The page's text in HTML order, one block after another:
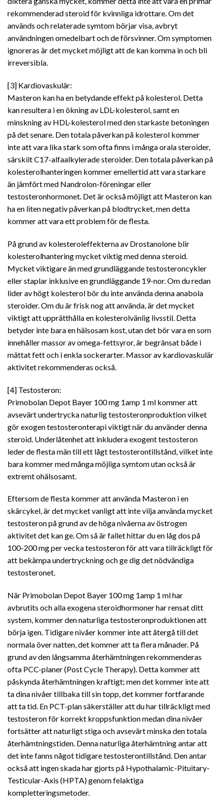
rekommenderad steroid för kvinnliga idrottare. Om det
används och relaterade symtom börjar visa, avbryt
användningen omedelbart och de försvinner. Om symptomen
ignoreras är det mycket möjligt att de kan komma in och bli
irreversibla.
[3] Kardiovaskulär:
Masteron kan ha en betydande effekt på kolesterol. Detta
kan resultera i en ökning av LDL-kolesterol, samt en
minskning av HDL-kolesterol med den starkaste betoningen
på det senare. Den totala påverkan på kolesterol kommer
inte att vara lika stark som ofta finns i många orala steroider,
särskilt C17-alfaalkylerade steroider. Den totala påverkan på
kolesterolhanteringen kommer emellertid att vara starkare
än jämfört med Nandrolon-föreningar eller
testosteronhormonet. Det är också möjligt att Masteron kan
ha en liten negativ påverkan på blodtrycket, men detta
kommer att vara ett problem för de flesta.
På grund av kolesteroleffekterna av Drostanolone blir
kolesterolhantering mycket viktig med denna steroid.
Mycket viktigare än med grundläggande testosteroncykler
eller staplar inklusive en grundläggande 19-nor. Om du redan
lider av högt kolesterol bör du inte använda denna anabola
steroider. Om du är frisk nog att använda, är det mycket
viktigt att upprätthålla en kolesterolvänlig livsstil. Detta
betyder inte bara en hälsosam kost, utan det bör vara en som
innehåller massor av omega-fettsyror, är begränsat både i
mättat fett och i enkla sockerarter. Massor av kardiovaskulär
aktivitet rekommenderas också.
[4] Testosteron:
Primobolan Depot Bayer 100 mg 1amp 1 ml kommer att
avsevärt undertrycka naturlig testosteronproduktion vilket
gör exogen testosteronterapi viktigt när du använder denna
steroid. Underlåtenhet att inkludera exogent testosteron
leder de flesta män till ett lågt testosterontillstånd, vilket inte
bara kommer med många möjliga symtom utan också är
extremt ohälsosamt.
Eftersom de flesta kommer att använda Masteron i en
skärcykel, är det mycket vanligt att inte vilja använda mycket
testosteron på grund av de höga nivåerna av östrogen
aktivitet det kan ge. Om så är fallet hittar du en låg dos på
100-200 mg per vecka testosteron för att vara tillräckligt för
att bekämpa undertryckning och ge dig det nödvändiga
testosteronet.
När Primobolan Depot Bayer 100 mg 1amp 1 ml har
avbrutits och alla exogena steroidhormoner har rensat ditt
system, kommer den naturliga testosteronproduktionen att
börja igen. Tidigare nivåer kommer inte att återgå till det
normala över natten, det kommer att ta flera månader. På
grund av den långsamma återhämtningen rekommenderas
ofta PCC-planer (Post Cycle Therapy). Detta kommer att
påskynda återhämtningen kraftigt; men det kommer inte att
ta dina nivåer tillbaka till sin topp, det kommer fortfarande
att ta tid. En PCT-plan säkerställer att du har tillräckligt med
testosteron för korrekt kroppsfunktion medan dina nivåer
fortsätter att naturligt stiga och avsevärt minska den totala
återhämtningstiden. Denna naturliga återhämtning antar att
det inte fanns något tidigare testosterontillstånd. Den antar
också att ingen skada har gjorts på Hypothalamic-Pituitary-
Testicular-Axis (HPTA) genom felaktiga
kompletteringsmetoder.